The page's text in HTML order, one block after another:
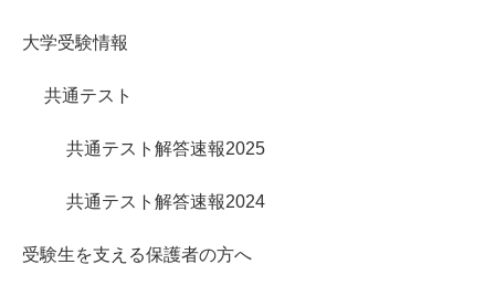
大学受験情報
共通テスト
共通テスト解答速報2025
共通テスト解答速報2024
受験生を支える保護者の方へ